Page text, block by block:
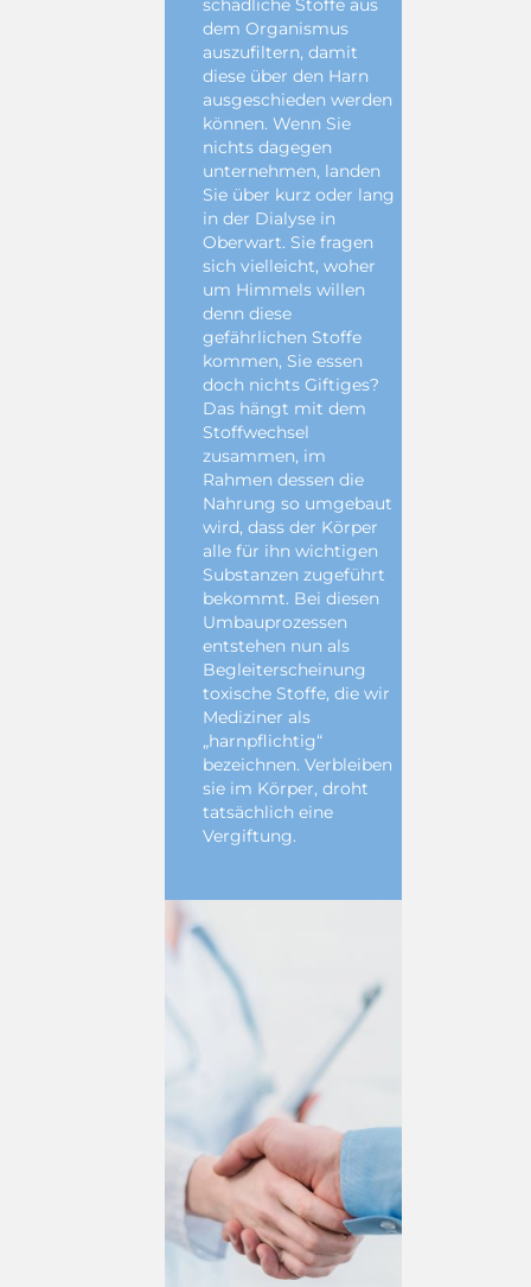
schädliche Stoffe aus
dem Organismus
auszufiltern, damit
diese über den Harn
ausgeschieden werden
können. Wenn Sie
nichts dagegen
unternehmen, landen
Sie über kurz oder lang
in der Dialyse in
Oberwart. Sie fragen
sich vielleicht, woher
um Himmels willen
denn diese
gefährlichen Stoffe
kommen, Sie essen
doch nichts Giftiges?
Das hängt mit dem
Stoffwechsel
zusammen, im
Rahmen dessen die
Nahrung so umgebaut
wird, dass der Körper
alle für ihn wichtigen
Substanzen zugeführt
bekommt. Bei diesen
Umbauprozessen
entstehen nun als
Begleiterscheinung
toxische Stoffe, die wir
Mediziner als
„harnpflichtig“
bezeichnen. Verbleiben
sie im Körper, droht
tatsächlich eine
Vergiftung.